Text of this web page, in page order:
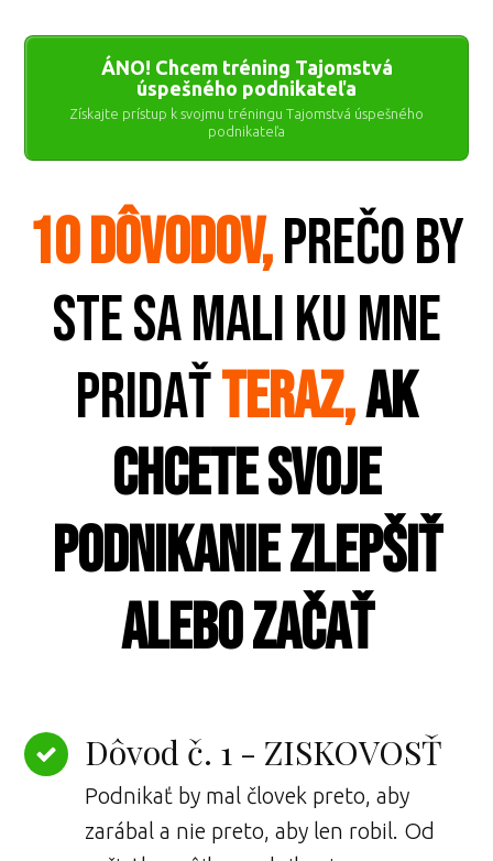
ÁNO! Chcem tréning Tajomstvá
úspešného podnikateľa
Získajte prístup k svojmu tréningu Tajomstvá úspešného
podnikateľa
10 dôvodov,prečo by
ste sa mali ku mne
pridaťTERAZ,ak
chcete svoje
podnikanie zlepšiť
alebo začať
Dôvod č. 1 - ZISKOVOSŤ
Podnikať by mal človek preto, aby
zarábal a nie preto, aby len robil. Od